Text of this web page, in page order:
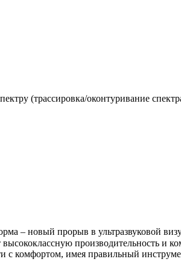
(трассировка/оконтуривание
– новый прорыв в ультразвуковой
производительность и
комфортом, имея правильный